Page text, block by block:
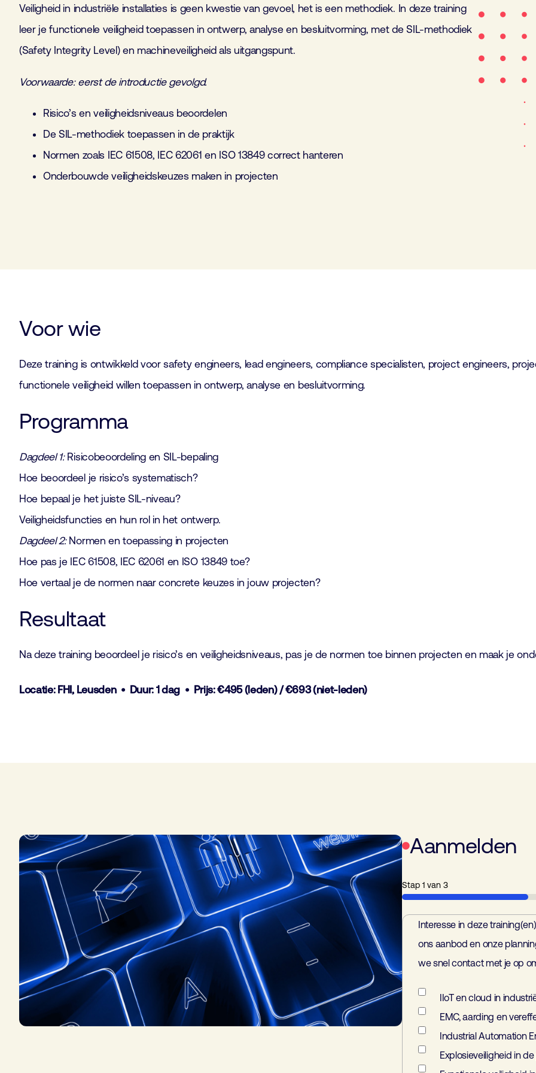
Veiligheid in industriële installaties is geen kwestie van gevoel, het is een methodiek. In deze training
leer je functionele veiligheid toepassen in ontwerp, analyse en besluitvorming, met de SIL-methodiek
(Safety Integrity Level) en machineveiligheid als uitgangspunt.
Voorwaarde: eerst de introductie gevolgd.
Risico’s en veiligheidsniveaus beoordelen
De SIL-methodiek toepassen in de praktijk
Normen zoals IEC 61508, IEC 62061 en ISO 13849 correct hanteren
Onderbouwde veiligheidskeuzes maken in projecten
Voor wie
Deze training is ontwikkeld voor safety engineers, lead engineers, compliance specialisten, project engineers,
functionele veiligheid willen toepassen in ontwerp, analyse en besluitvorming.
Programma
Dagdeel 1:Risicobeoordeling en SIL-bepaling
Hoe beoordeel je risico’s systematisch?
Hoe bepaal je het juiste SIL-niveau?
Veiligheidsfuncties en hun rol in het ontwerp.
Dagdeel 2:Normen en toepassing in projecten
Hoe pas je IEC 61508, IEC 62061 en ISO 13849 toe?
Hoe vertaal je de normen naar concrete keuzes in jouw projecten?
Resultaat
Na deze training beoordeel je risico’s en veiligheidsniveaus, pas je de normen toe binnen projecten en maak je
Locatie: FHI, Leusden • Duur: 1 dag • Prijs: €495 (leden) / €693 (niet-leden)
Aanmelden
Stap 1 van 3
33%
Aanmelden(Vereist)
Interesse in deze
ons aanbod en onze
we snel contact met je op
IIoT en cloud in
EMC, aarding en
Industrial Automation
Explosieveiligheid in